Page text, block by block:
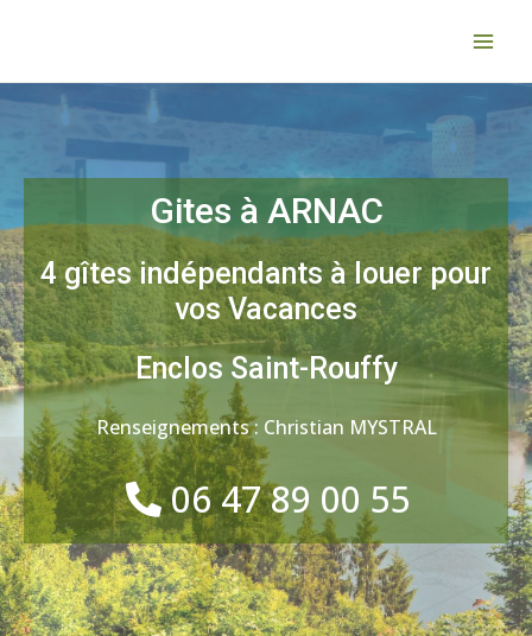
Gites à ARNAC
4 gîtes indépendants à louer pour
vos Vacances
Enclos Saint-Rouffy
Renseignements : Christian MYSTRAL
06 47 89 00 55